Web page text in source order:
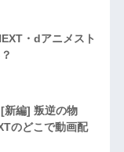
・dアニメスト
新編] 叛逆の物
のどこで動画配